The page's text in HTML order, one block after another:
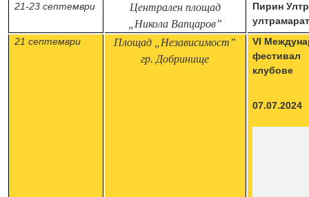
21-23 септември
Централен площад
„Никола Вапцаров”
Пирин
21 септември
Площад „Независимост”
гр. Добринище
VI
07.07.2024